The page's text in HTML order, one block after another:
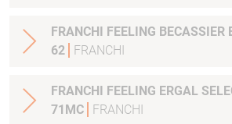
FRANCHI FEELING
62
FRANCHI
FRANCHI FEELING ERGAL
71MC
FRANCHI